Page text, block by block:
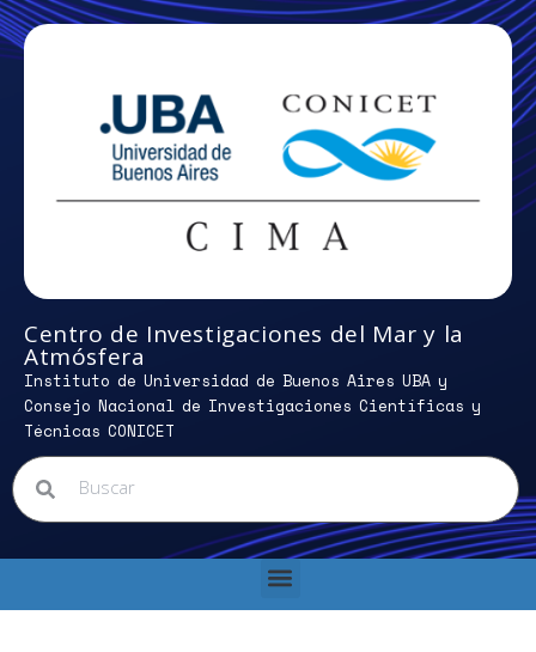
Centro de Investigaciones del Mar y la
Atmósfera
Instituto de Universidad de Buenos Aires UBA y
Consejo Nacional de Investigaciones Científicas y
Técnicas CONICET